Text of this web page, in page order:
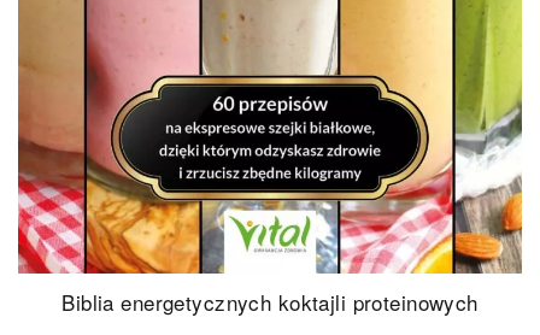
Biblia energetycznych koktajli proteinowych